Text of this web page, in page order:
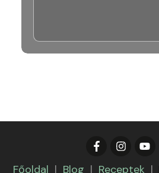
Főoldal | Blog | Receptek |